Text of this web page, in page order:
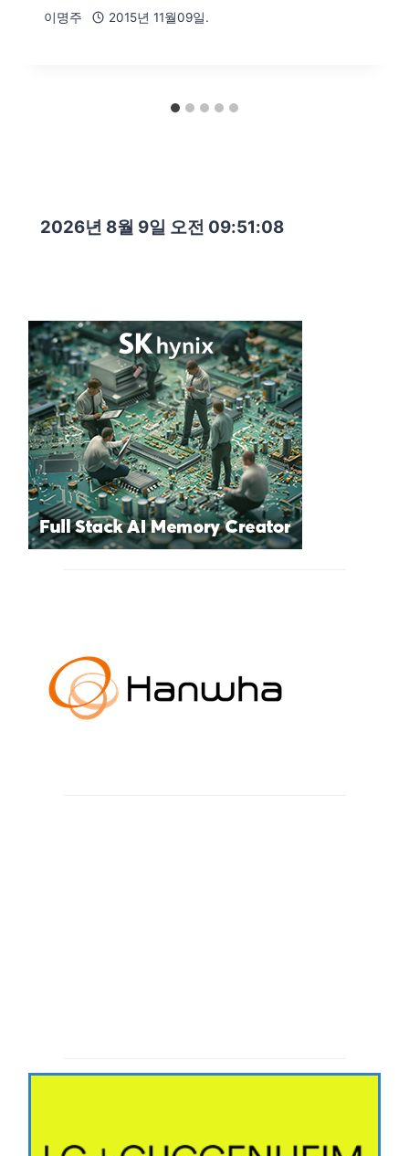
이명주 2015년 11월09일.
2026년 8월 9일 오전 09:51:10